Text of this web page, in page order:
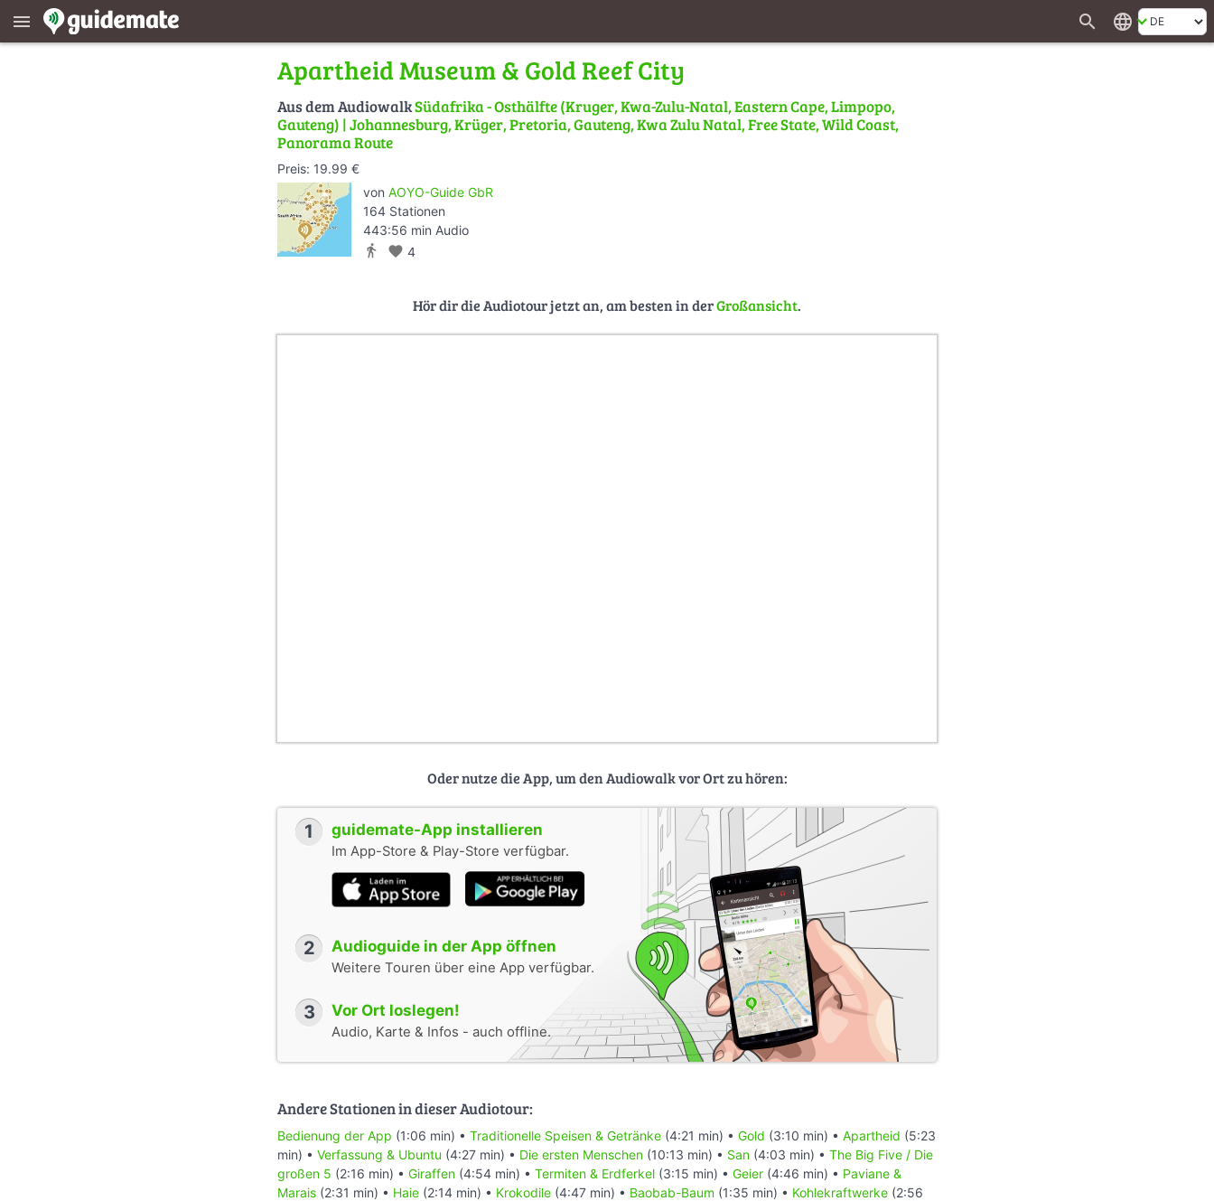
menu search language
Apartheid Museum & Gold Reef City
Aus dem AudiowalkSüdafrika - Osthälfte (Kruger, Kwa-Zulu-Natal, Eastern Cape, Limpopo,
Gauteng) | Johannesburg, Krüger, Pretoria, Gauteng, Kwa Zulu Natal, Free State, Wild Coast,
Panorama Route
Preis: 19.99 €
von AOYO-Guide GbR
164 Stationen
443:56 min Audio
directions_walk favorite 4
Hör dir die Audiotour jetzt an, am besten in derGroßansicht.
Oder nutze die App, um den Audiowalk vor Ort zu hören:
1 guidemate-App installieren
Im App-Store & Play-Store verfügbar.
2 Audioguide in der App öffnen
Weitere Touren über eine App verfügbar.
3 Vor Ort loslegen!
Audio, Karte & Infos - auch offline.
Andere Stationen in dieser Audiotour:
Bedienung der App (1:06 min) • Traditionelle Speisen & Getränke (4:21 min) • Gold (3:10 min) • Apartheid (5:23
min) • Verfassung & Ubuntu (4:27 min) • Die ersten Menschen (10:13 min) • San (4:03 min) • The Big Five / Die
großen 5 (2:16 min) • Giraffen (4:54 min) • Termiten & Erdferkel (3:15 min) • Geier (4:46 min) • Paviane &
Marais (2:31 min) • Haie (2:14 min) • Krokodile (4:47 min) • Baobab-Baum (1:35 min) • Kohlekraftwerke (2:56